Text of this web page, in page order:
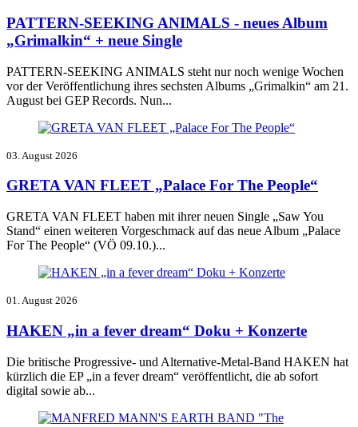
PATTERN-SEEKING ANIMALS - neues Album
„Grimalkin“ + neue Single
PATTERN-SEEKING ANIMALS steht nur noch wenige Wochen
vor der Veröffentlichung ihres sechsten Albums „Grimalkin“ am 21.
August bei GEP Records. Nun...
03. August 2026
GRETA VAN FLEET „Palace For The People“
GRETA VAN FLEET haben mit ihrer neuen Single „Saw You
Stand“ einen weiteren Vorgeschmack auf das neue Album „Palace
For The People“ (VÖ 09.10.)...
01. August 2026
HAKEN „in a fever dream“ Doku + Konzerte
Die britische Progressive- und Alternative-Metal-Band HAKEN hat
kürzlich die EP „in a fever dream“ veröffentlicht, die ab sofort
digital sowie ab...